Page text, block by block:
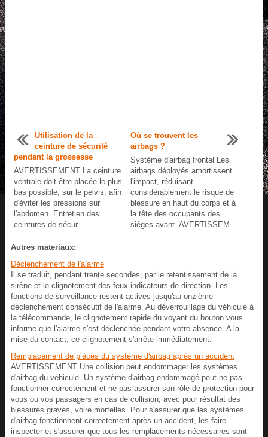
Utilisation de la
ceinture de sécurité
pendant la grossesse
AVERTISSEMENT La ceinture
ventrale doit être placée le plus
bas possible, sur le pelvis, afin
d'éviter les pressions sur
l'abdomen. Entretien des
ceintures de sécur ...
Où se trouvent les
airbags ?
Système d'airbag frontal Les
airbags déployés amortissent
l'impact, réduisant
considérablement le risque de
blessure en haut du corps et à
la tête des occupants des
sièges avant. AVERTISSEM ...
Autres materiaux:
Déclenchement de l'alarme
Il se traduit, pendant trente secondes, par le retentissement de la
sirène et le clignotement des feux indicateurs de direction. Les
fonctions de surveillance restent actives jusqu'au onzième
déclenchement consécutif de l'alarme. Au déverrouillage du véhicule à
la télécommande, le clignotement rapide du voyant du bouton vous
informe que l'alarme s'est déclenchée pendant votre absence. A la
mise du contact, ce clignotement s'arrête immédiatement.
Remplacement de pièces du système d'airbag après un accident
AVERTISSEMENT Une collision peut endommager les systèmes
d'airbag du véhicule. Un système d'airbag endommagé peut ne pas
fonctionner correctement et ne pas assurer son rôle de protection pour
vous ou vos passagers en cas de collision, avec pour résultat des
blessures graves, voire mortelles. Pour s'assurer que les systèmes
d'airbag fonctionnent correctement après un accident, les faire
inspecter et s'assurer que tous les remplacements nécessaires sont